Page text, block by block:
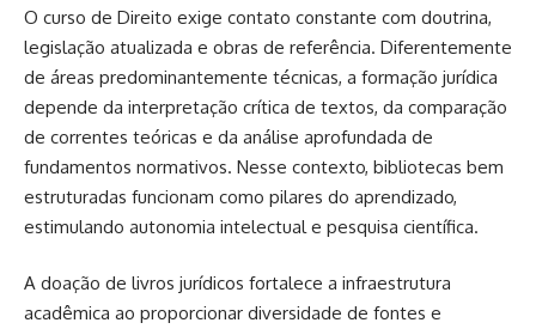
O curso de Direito exige contato constante com doutrina,
legislação atualizada e obras de referência. Diferentemente
de áreas predominantemente técnicas, a formação jurídica
depende da interpretação crítica de textos, da comparação
de correntes teóricas e da análise aprofundada de
fundamentos normativos. Nesse contexto, bibliotecas bem
estruturadas funcionam como pilares do aprendizado,
estimulando autonomia intelectual e pesquisa científica.
A doação de livros jurídicos fortalece a infraestrutura
acadêmica ao proporcionar diversidade de fontes e